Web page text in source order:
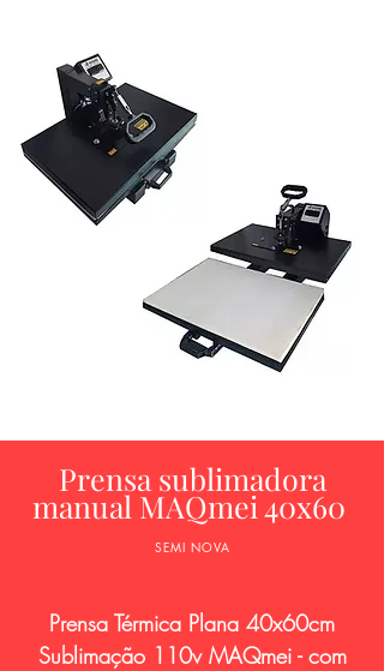
Prensa sublimadora
manual MAQmei 40x60
SEMI NOVA
Prensa Térmica Plana 40x60cm
Sublimação 110v MAQmei - com